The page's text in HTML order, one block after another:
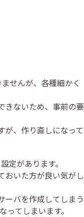
せんが、各種細かく
きないため、事前の要
が、作り直しになって
定があります。
おいた方が良い気がし
ーバを作成してしまう
てしまいます。